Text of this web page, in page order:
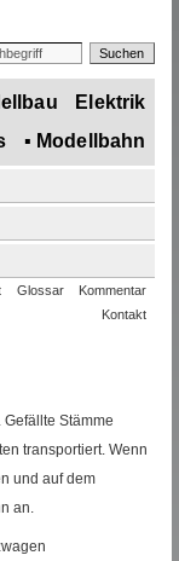
Elektrik
▪ Modellbahn
Ladegüter
Flüssigkeiten
Glossar
Kommentar
Kontakt
Stämme
transportiert. Wenn
und auf dem
an.